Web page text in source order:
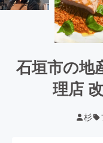
石垣市の地
理店
杉